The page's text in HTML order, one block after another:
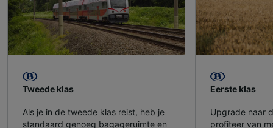
Tweede klas
Als je in de tweede klas reist, heb je
standaard genoeg bagageruimte en
Eerste klas
Upgrade naar
profiteer van